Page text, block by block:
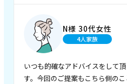
N様 30代女性
4人家族
いつも的確なアドバイスをして
す。今回のご提案もこちら側の